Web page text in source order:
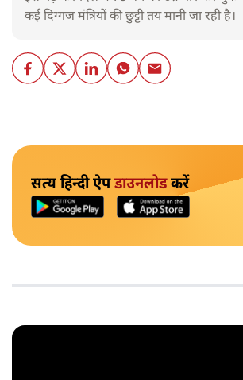
कई दिग्गज मंत्रियों की छुट्टी तय मानी जा रही है।
सत्य हिन्दी ऐपडाउनलोडकरें